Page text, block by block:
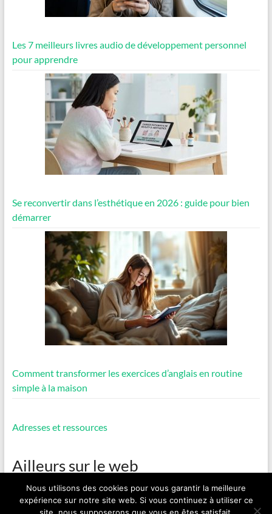
Les 7 meilleurs livres audio de développement personnel
pour apprendre
Se reconvertir dans l’esthétique en 2026 : guide pour bien
démarrer
Comment transformer les exercices d’anglais en routine
simple à la maison
Adresses et ressources
Ailleurs sur le web
Nous utilisons des cookies pour vous garantir la meilleure
expérience sur notre site web. Si vous continuez à utiliser ce